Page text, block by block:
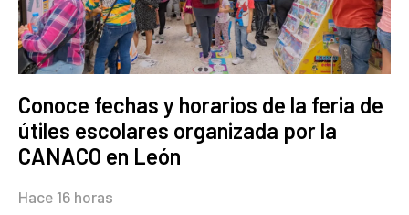
Conoce fechas y horarios de la feria de
útiles escolares organizada por la
CANACO en León
Hace 16 horas